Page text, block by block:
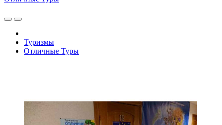
Туризмы
Отличные Туры